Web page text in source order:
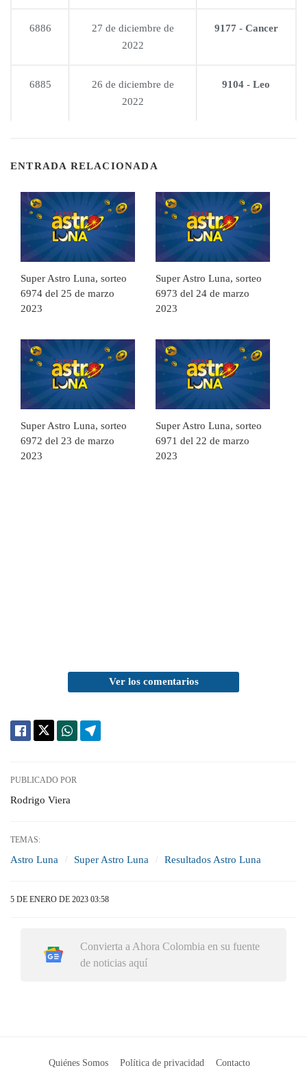
6886
27 de diciembre de
2022
9177 - Cancer
6885
26 de diciembre de
2022
9104 - Leo
ENTRADA RELACIONADA
Super Astro Luna, sorteo
6974 del 25 de marzo
2023
Super Astro Luna, sorteo
6973 del 24 de marzo
2023
Super Astro Luna, sorteo
6972 del 23 de marzo
2023
Super Astro Luna, sorteo
6971 del 22 de marzo
2023
Ver los comentarios
PUBLICADO POR
Rodrigo Viera
TEMAS:
Astro Luna Super Astro Luna Resultados Astro Luna
5 DE ENERO DE 2023 03:58
Convierta a Ahora Colombia en su fuente
de noticias aquí
Quiénes Somos Política de privacidad Contacto